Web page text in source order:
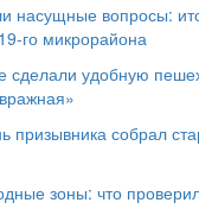
насущные вопросы:
микрорайона
сделали удобную
призывника собрал
зоны: что